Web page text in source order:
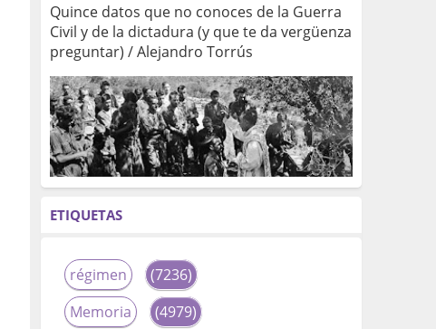
Quince datos que no conoces de la Guerra
Civil y de la dictadura (y que te da vergüenza
preguntar) / Alejandro Torrús
ETIQUETAS
régimen
(7236)
Memoria
(4979)